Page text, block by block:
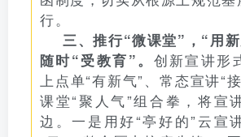
行。
三、推行“微课堂”，“用
随时“受教育”。 创新宣讲形
上点单“有新气”、常态宣讲“
课堂“聚人气”组合拳，将宣
边。一是用好“亭好的”云宣